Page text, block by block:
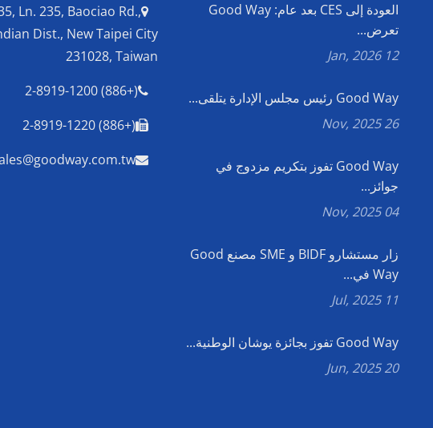
Ln. 235, Baociao Rd.,
Dist., New Taipei City
231028, Taiwan
(+886) 2-8919-1200
(+886) 2-8919-1220
العودة إلى CES بعد عام: Good Way
تعرض...
12 Jan, 2026
Good Way رئيس مجلس الإدارة يتلقى...
26 Nov, 2025
Good Way تفوز بتكريم مزدوج في
جوائز...
04 Nov, 2025
زار مستشارو BIDF و SME مصنع Good
Way في...
11 Jul, 2025
Good Way تفوز بجائزة يوشان الوطنية...
20 Jun, 2025